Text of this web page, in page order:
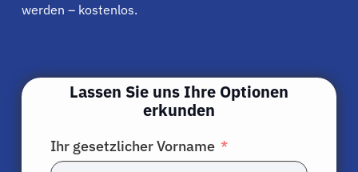
werden – kostenlos.
Lassen Sie uns Ihre Optionen
erkunden
Ihr gesetzlicher Vorname